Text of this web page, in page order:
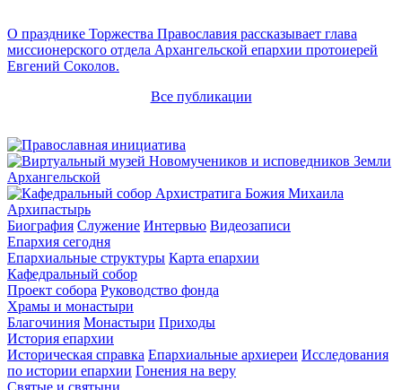
О празднике Торжества Православия рассказывает глава
миссионерского отдела Архангельской епархии протоиерей
Евгений Соколов.
Все публикации
Архипастырь
Биография Служение Интервью Видеозаписи
Епархия сегодня
Епархиальные структуры Карта епархии
Кафедральный собор
Проект собора Руководство фонда
Храмы и монастыри
Благочиния Монастыри Приходы
История епархии
Историческая справка Епархиальные архиереи Исследования
по истории епархии Гонения на веру
Святые и святыни